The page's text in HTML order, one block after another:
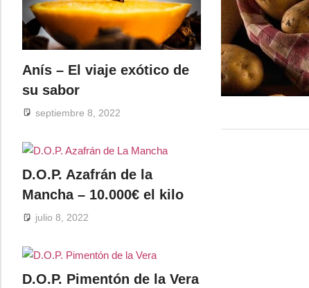
Anís – El viaje exótico de
su sabor
septiembre 8, 2022
D.O.P. Azafrán de la
Mancha – 10.000€ el kilo
julio 8, 2022
D.O.P. Pimentón de la Vera